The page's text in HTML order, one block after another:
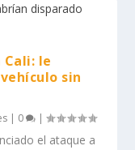
le
sin
| 0 |
el ataque a